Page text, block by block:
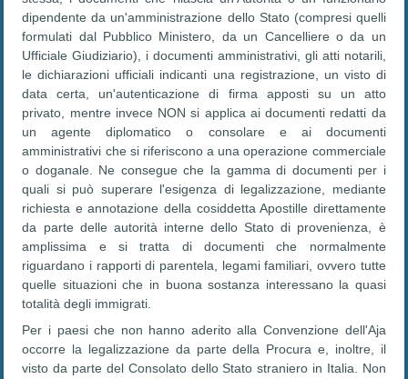
dipendente da un'amministrazione dello Stato (compresi quelli
formulati dal Pubblico Ministero, da un Cancelliere o da un
Ufficiale Giudiziario), i documenti amministrativi, gli atti notarili,
le dichiarazioni ufficiali indicanti una registrazione, un visto di
data certa, un'autenticazione di firma apposti su un atto
privato, mentre invece NON si applica ai documenti redatti da
un agente diplomatico o consolare e ai documenti
amministrativi che si riferiscono a una operazione commerciale
o doganale. Ne consegue che la gamma di documenti per i
quali si può superare l'esigenza di legalizzazione, mediante
richiesta e annotazione della cosiddetta Apostille direttamente
da parte delle autorità interne dello Stato di provenienza, è
amplissima e si tratta di documenti che normalmente
riguardano i rapporti di parentela, legami familiari, ovvero tutte
quelle situazioni che in buona sostanza interessano la quasi
totalità degli immigrati.
Per i paesi che non hanno aderito alla Convenzione dell'Aja
occorre la legalizzazione da parte della Procura e, inoltre, il
visto da parte del Consolato dello Stato straniero in Italia. Non